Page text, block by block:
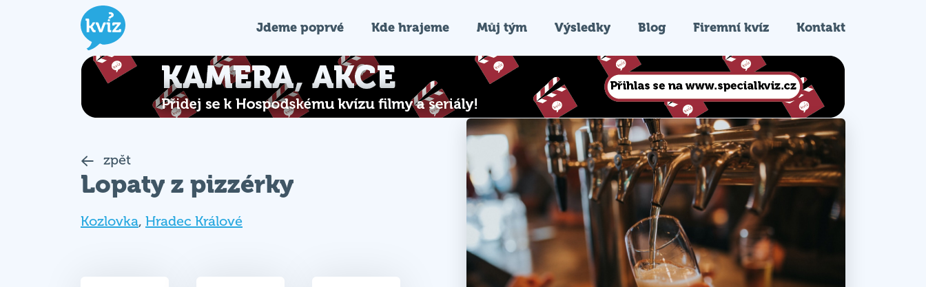
Jdeme poprvé Kde hrajeme Můj tým Výsledky Blog Firemní kvíz Kontakt
zpět
Lopaty z pizzérky
Kozlovka, Hradec Králové